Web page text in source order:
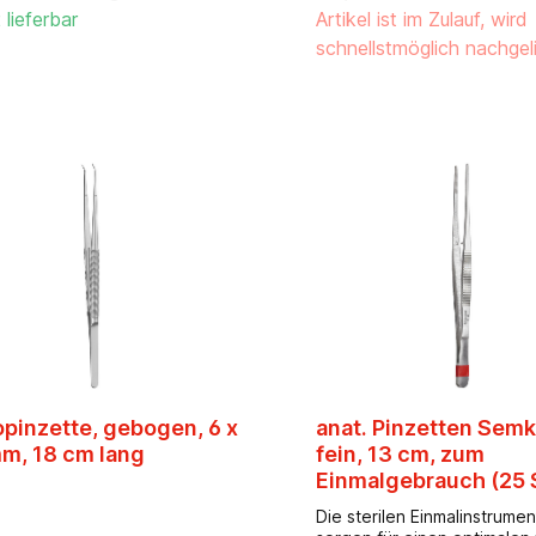
rote Farbmarkierung.- aus
OP-Zentren, Alten- und
Arztpraxis
Artikel ist im Zulauf, wird
schnellstmöglich
gebogen, 6 x
18 cm lang
anat. Pinzetten
fein, 13 cm, zum
Einmalgebrauch (25
Die sterilen